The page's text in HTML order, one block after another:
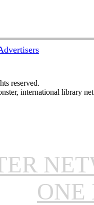
reserved.
international library
ONE